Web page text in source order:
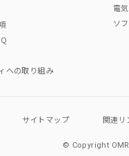
通在庫等で未対応品が混
お問い合わせください。
への取り組み
電
ソ
サイトマップ 関連リ
© Copyright